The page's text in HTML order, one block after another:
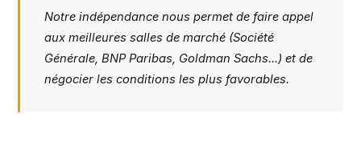
Notre indépendance nous permet de faire appel
aux meilleures salles de marché (Société
Générale, BNP Paribas, Goldman Sachs...) et de
négocier les conditions les plus favorables.